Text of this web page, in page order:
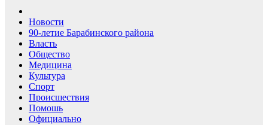
Новости
90-летие Барабинского района
Власть
Общество
Медицина
Культура
Спорт
Происшествия
Помошь
Официально